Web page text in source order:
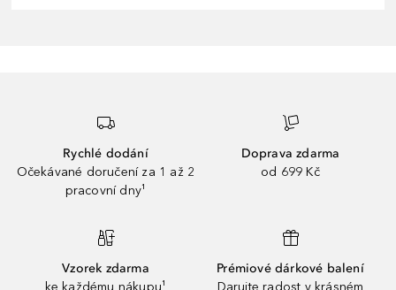
Rychlé dodání
Očekávané doručení za 1 až 2
pracovní dny¹
Doprava zdarma
od 699 Kč
Vzorek zdarma
ke každému nákupu¹
Prémiové dárkové balení
Darujte radost v krásném